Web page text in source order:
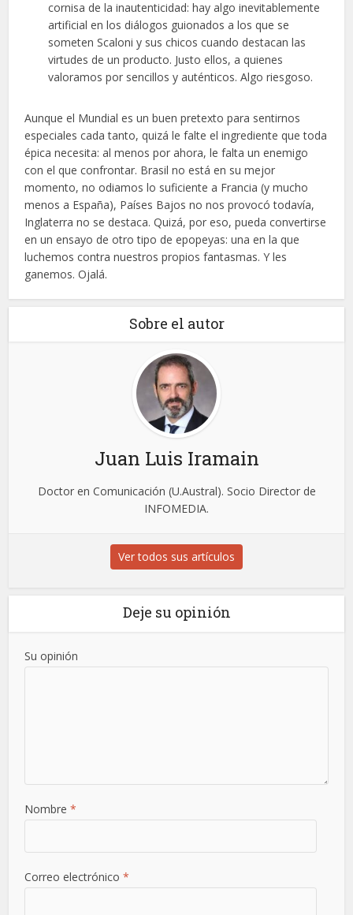
cornisa de la inautenticidad: hay algo inevitablemente
artificial en los diálogos guionados a los que se
someten Scaloni y sus chicos cuando destacan las
virtudes de un producto. Justo ellos, a quienes
valoramos por sencillos y auténticos. Algo riesgoso.
Aunque el Mundial es un buen pretexto para sentirnos
especiales cada tanto, quizá le falte el ingrediente que toda
épica necesita: al menos por ahora, le falta un enemigo
con el que confrontar. Brasil no está en su mejor
momento, no odiamos lo suficiente a Francia (y mucho
menos a España), Países Bajos no nos provocó todavía,
Inglaterra no se destaca. Quizá, por eso, pueda convertirse
en un ensayo de otro tipo de epopeyas: una en la que
luchemos contra nuestros propios fantasmas. Y les
ganemos. Ojalá.
Sobre el autor
Juan Luis Iramain
Doctor en Comunicación (U.Austral). Socio Director de
INFOMEDIA.
Ver todos sus artículos
Deje su opinión
Su opinión
Nombre*
Correo electrónico*